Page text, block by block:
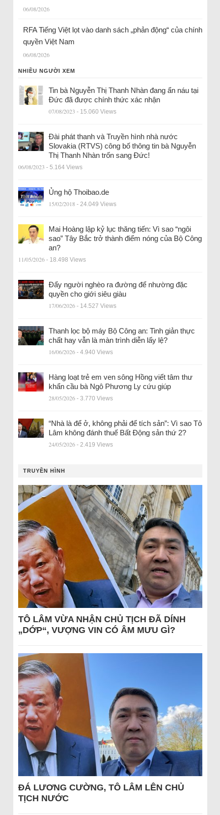
06/08/2026
RFA Tiếng Việt lọt vào danh sách „phản động“ của chính
quyền Việt Nam
06/08/2026
NHIỀU NGƯỜI XEM
Tin bà Nguyễn Thị Thanh Nhàn đang ẩn náu tại
Đức đã được chính thức xác nhận
07/08/2023 - 15.060 Views
Đài phát thanh và Truyền hình nhà nước
Slovakia (RTVS) công bố thông tin bà Nguyễn
Thị Thanh Nhàn trốn sang Đức!
06/08/2023 - 5.164 Views
Ủng hộ Thoibao.de
15/02/2018 - 24.049 Views
Mai Hoàng lập kỷ lục thăng tiến: Vì sao “ngôi
sao” Tây Bắc trở thành điểm nóng của Bộ Công
an?
11/05/2026 - 18.498 Views
Đẩy người nghèo ra đường để nhường đặc
quyền cho giới siêu giàu
17/06/2026 - 14.527 Views
Thanh lọc bộ máy Bộ Công an: Tinh giản thực
chất hay vẫn là màn trình diễn lấy lệ?
16/06/2026 - 4.940 Views
Hàng loạt trẻ em ven sông Hồng viết tâm thư
khẩn cầu bà Ngô Phương Ly cứu giúp
28/05/2026 - 3.770 Views
“Nhà là để ở, không phải để tích sản”: Vì sao Tô
Lâm không đánh thuế Bất Động sản thứ 2?
24/05/2026 - 2.419 Views
TRUYỀN HÌNH
TÔ LÂM VỪA NHẬN CHỦ TỊCH ĐÃ DÍNH
„DỚP“, VƯỢNG VIN CÓ ÂM MƯU GÌ?
ĐÁ LƯƠNG CƯỜNG, TÔ LÂM LÊN CHỦ
TỊCH NƯỚC